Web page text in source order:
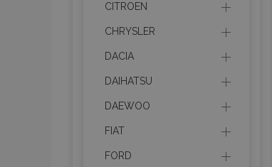
CITROEN
CHRYSLER
DACIA
DAIHATSU
DAEWOO
FIAT
FORD